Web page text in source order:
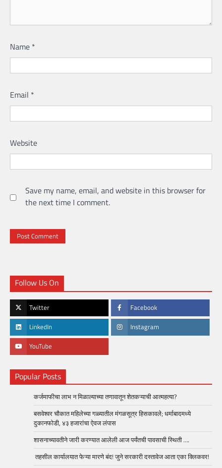
Name *
Email *
Website
Save my name, email, and website in this browser for
the next time I comment.
Follow Us On
Twitter Facebook
LinkedIn Instagram
YouTube
Popular Posts
कर्जमाफीचा लाभ न मिळाल्याच्या तणावातून शेतकऱ्याची आत्महत्या?
बसवेश्वर चौकात महिलेच्या गळ्यातील मंगळसूत्र हिसकावले; धर्माबादमध्ये
दुकानफोडी, ४३ हजारांचा ऐवज लंपास
शासनाच्यावतीने जारी करण्यात आलेली आज पर्यंतची पावसाची स्थिती ….
तहसील कार्यालयात फेऱ्या मारणे बंद! जुने सरकारी दस्तावेज आता एका क्लिकवर!